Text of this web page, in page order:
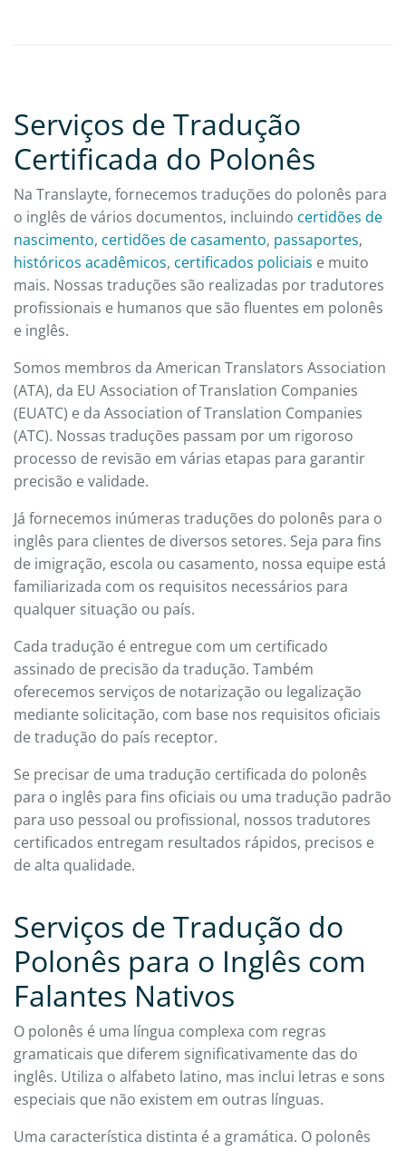
Serviços de Tradução
Certificada do Polonês
Na Translayte, fornecemos traduções do polonês para
o inglês de vários documentos, incluindo certidões de
nascimento, certidões de casamento, passaportes,
históricos acadêmicos, certificados policiais e muito
mais. Nossas traduções são realizadas por tradutores
profissionais e humanos que são fluentes em polonês
e inglês.
Somos membros da American Translators Association
(ATA), da EU Association of Translation Companies
(EUATC) e da Association of Translation Companies
(ATC). Nossas traduções passam por um rigoroso
processo de revisão em várias etapas para garantir
precisão e validade.
Já fornecemos inúmeras traduções do polonês para o
inglês para clientes de diversos setores. Seja para fins
de imigração, escola ou casamento, nossa equipe está
familiarizada com os requisitos necessários para
qualquer situação ou país.
Cada tradução é entregue com um certificado
assinado de precisão da tradução. Também
oferecemos serviços de notarização ou legalização
mediante solicitação, com base nos requisitos oficiais
de tradução do país receptor.
Se precisar de uma tradução certificada do polonês
para o inglês para fins oficiais ou uma tradução padrão
para uso pessoal ou profissional, nossos tradutores
certificados entregam resultados rápidos, precisos e
de alta qualidade.
Serviços de Tradução do
Polonês para o Inglês com
Falantes Nativos
O polonês é uma língua complexa com regras
gramaticais que diferem significativamente das do
inglês. Utiliza o alfabeto latino, mas inclui letras e sons
especiais que não existem em outras línguas.
Uma característica distinta é a gramática. O polonês